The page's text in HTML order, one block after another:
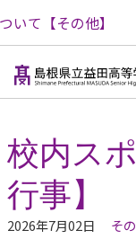
コ
テ
ン
ツ
へ
ス
キ
て【その他】
校内ス
行事】
2026年7月02日 そ